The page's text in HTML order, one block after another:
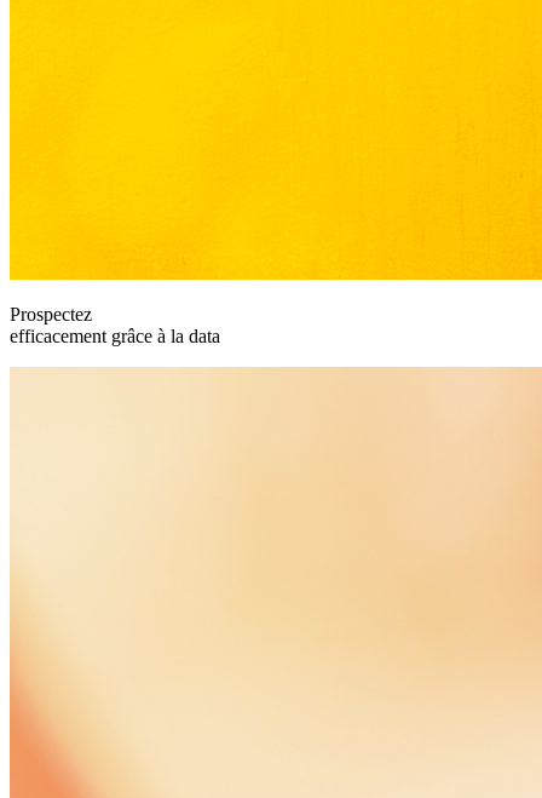
Prospectez
efficacement grâce à la data